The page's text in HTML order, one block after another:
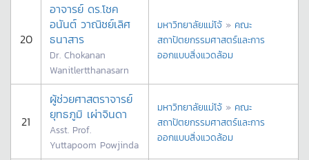
20
อาจารย์ ดร.โชค
อนันต์ วาณิชย์เลิศ
ธนาสาร
Dr. Chokanan
Wanitlertthanasarn
มหาวิทยาลัยแม่โจ้ » คณะ
สถาปัตยกรรมศาสตร์และการ
ออกแบบสิ่งแวดล้อม
21
ผู้ช่วยศาสตราจารย์
ยุทธภูมิ เผ่าจินดา
Asst. Prof.
Yuttapoom Powjinda
มหาวิทยาลัยแม่โจ้ » คณะ
สถาปัตยกรรมศาสตร์และการ
ออกแบบสิ่งแวดล้อม